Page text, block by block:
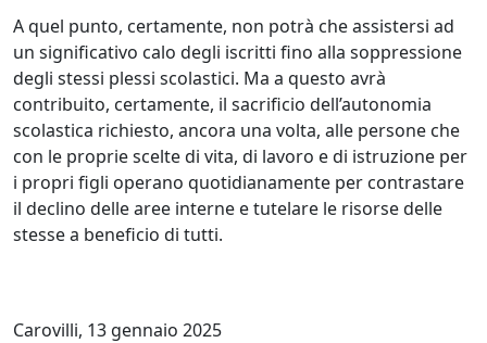
A quel punto, certamente, non potrà che assistersi ad
un significativo calo degli iscritti fino alla soppressione
degli stessi plessi scolastici. Ma a questo avrà
contribuito, certamente, il sacrificio dell’autonomia
scolastica richiesto, ancora una volta, alle persone che
con le proprie scelte di vita, di lavoro e di istruzione per
i propri figli operano quotidianamente per contrastare
il declino delle aree interne e tutelare le risorse delle
stesse a beneficio di tutti.
Carovilli, 13 gennaio 2025